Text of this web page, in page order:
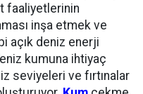
faaliyetlerinin
inşa etmek ve
açık deniz enerji
kumuna ihtiyaç
seviyeleri ve fırtınalar